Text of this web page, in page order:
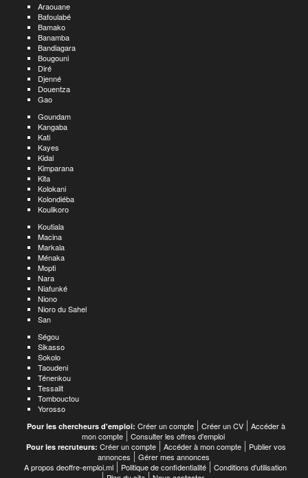
Araouane
Bafoulabé
Bamako
Banamba
Bandiagara
Bougouni
Diré
Djenné
Douentza
Gao
Goundam
Kangaba
Kati
Kayes
Kidal
Kimparana
Kita
Kolokani
Kolondiéba
Koulikoro
Koutiala
Macina
Markala
Ménaka
Mopti
Nara
Niafunké
Niono
Nioro du Sahel
San
Ségou
Sikasso
Sokolo
Taoudeni
Ténenkou
Tessalit
Tombouctou
Yorosso
Pour les chercheurs d'emploi: Créer un compte Créer un CV
Accéder à
mon compte
Consulter les offres d'emploi
Pour les recruteurs: Créer un compte Accéder à mon compte
Publier vos
annonces
Gérer mes annonces
A propos deoffre-emploi.ml
Politique de confidentialité
Conditions d'utilisation